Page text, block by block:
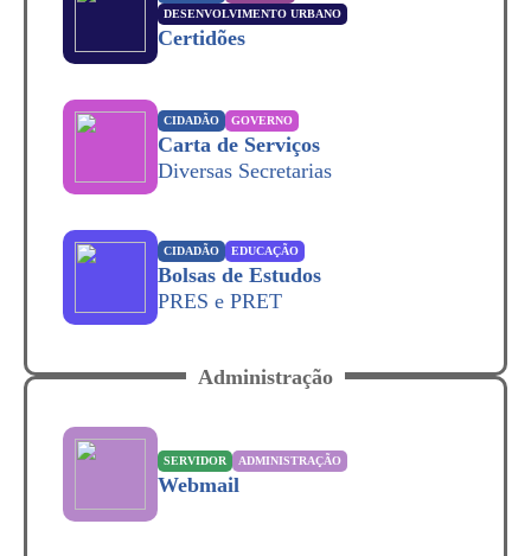
DESENVOLVIMENTO URBANO
Certidões
CIDADÃO GOVERNO
Carta de Serviços
Diversas Secretarias
CIDADÃO EDUCAÇÃO
Bolsas de Estudos
PRES e PRET
Administração
SERVIDOR ADMINISTRAÇÃO
Webmail